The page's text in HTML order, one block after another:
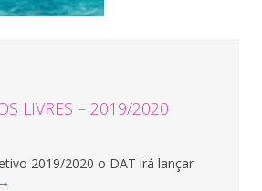
LIVRES – 2019/2020
2019/2020 o DAT irá lançar